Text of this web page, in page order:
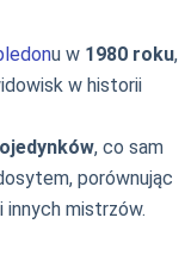
u w 1980 roku,
w historii
, co sam
porównując
innych mistrzów.